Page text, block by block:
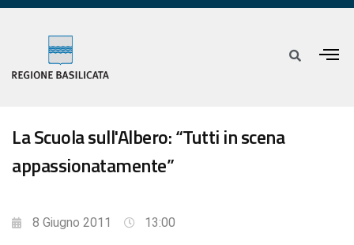
La Scuola sull'Albero: “Tutti in scena
appassionatamente”
8 Giugno 2011 13:00